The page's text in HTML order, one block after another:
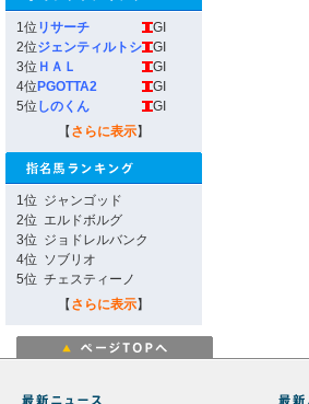
1位 リサーチ
GI
2位ジェンティルトシ
GI
3位 ＨＡＬ
GI
4位 PGOTTA2
GI
5位 しのくん
GI
【 さらに表示】
1位 ジャンゴッド
2位 エルドボルグ
3位 ジョドレルバンク
4位 ソブリオ
5位 チェスティーノ
【 さらに表示】